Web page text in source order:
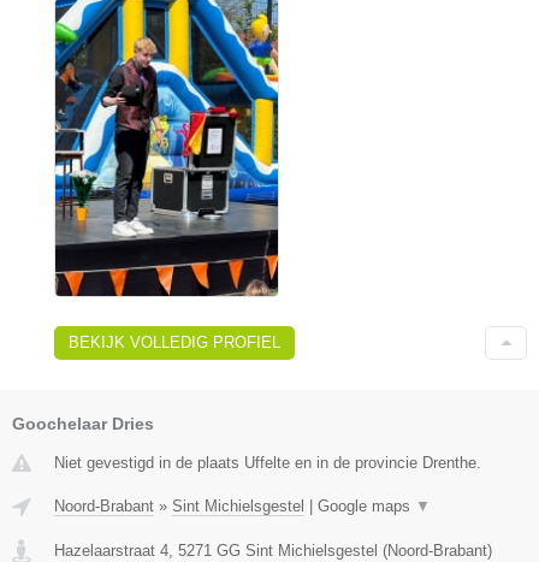
BEKIJK VOLLEDIG PROFIEL
Goochelaar Dries
Niet gevestigd in de plaats Uffelte en in de provincie Drenthe.
Noord-Brabant » Sint Michielsgestel Google maps ▼
Hazelaarstraat 4, 5271 GG Sint Michielsgestel (Noord-Brabant)